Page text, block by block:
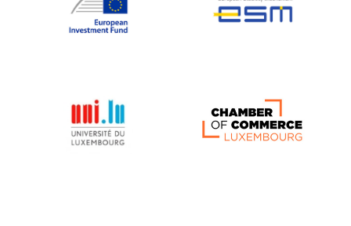
Koen LENAERTS
Lars Heikensten
Lucas Papademos
Máire Geoghegan-Quinn